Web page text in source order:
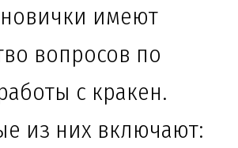
имеют
вопросов по
с кракен.
из них включают: